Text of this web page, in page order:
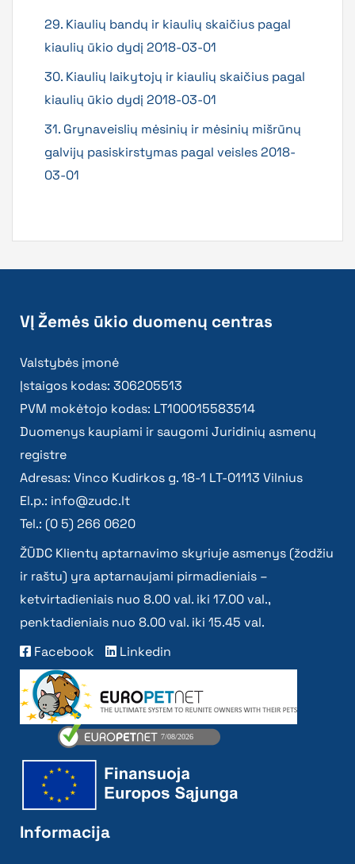
29. Kiaulių bandų ir kiaulių skaičius pagal
kiaulių ūkio dydį 2018-03-01
30. Kiaulių laikytojų ir kiaulių skaičius pagal
kiaulių ūkio dydį 2018-03-01
31. Grynaveislių mėsinių ir mėsinių mišrūnų
galvijų pasiskirstymas pagal veisles 2018-
03-01
VĮ Žemės ūkio duomenų centras
Valstybės įmonė
Įstaigos kodas: 306205513
PVM mokėtojo kodas: LT100015583514
Duomenys kaupiami ir saugomi Juridinių asmenų
registre
Adresas: Vinco Kudirkos g. 18-1 LT-01113 Vilnius
El.p.: info@zudc.lt
Tel.: (0 5) 266 0620
ŽŪDC Klientų aptarnavimo skyriuje asmenys (žodžiu
ir raštu) yra aptarnaujami pirmadieniais –
ketvirtadieniais nuo 8.00 val. iki 17.00 val.,
penktadieniais nuo 8.00 val. iki 15.45 val.
Facebook
Linkedin
Informacija